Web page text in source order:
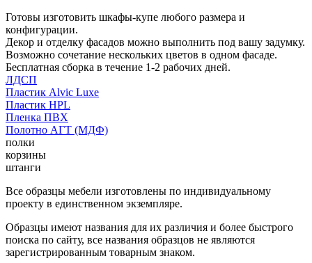
Готовы изготовить шкафы-купе любого размера и
конфигурации.
Декор и отделку фасадов можно выполнить под вашу задумку.
Возможно сочетание нескольких цветов в одном фасаде.
Бесплатная сборка в течение 1-2 рабочих дней.
ЛДСП
Пластик Alvic Luxe
Пластик HPL
Пленка ПВХ
Полотно АГТ (МДФ)
полки
корзины
штанги
Все образцы мебели изготовлены по индивидуальному
проекту в единственном экземпляре.
Образцы имеют названия для их различия и более быстрого
поиска по сайту, все названия образцов не являются
зарегистрированным товарным знаком.